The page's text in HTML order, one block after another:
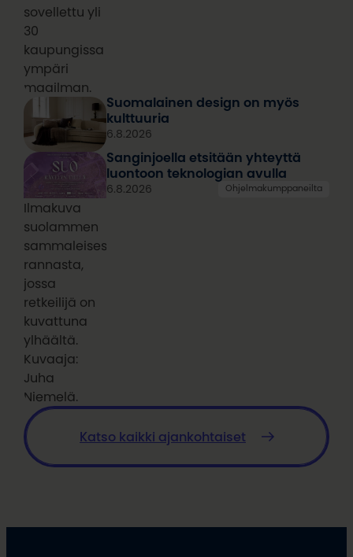
sovellettu yli
30
kaupungissa
ympäri
maailman.
Suomalainen design on myös
kulttuuria
6.8.2026
Ilmakuva
suolammen
sammaleisesta
rannasta,
jossa
retkeilijä on
kuvattuna
ylhäältä.
Kuvaaja:
Juha
Niemelä.
Sanginjoella etsitään yhteyttä
luontoon teknologian avulla
6.8.2026 Ohjelmakumppaneilta
Katso kaikki ajankohtaiset